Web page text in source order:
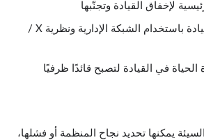
لإخفاق القيادة وتجنّبها
تحليل أساليب القيادة باستخدام الشبكة الإدارية ونظرية X /
في القيادة لتصبح قائدًا ظرفيًا
يمكنها تحديد نجاح المنظمة أو فشلها،